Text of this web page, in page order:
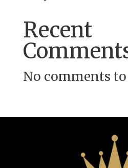
Recent
No comments to